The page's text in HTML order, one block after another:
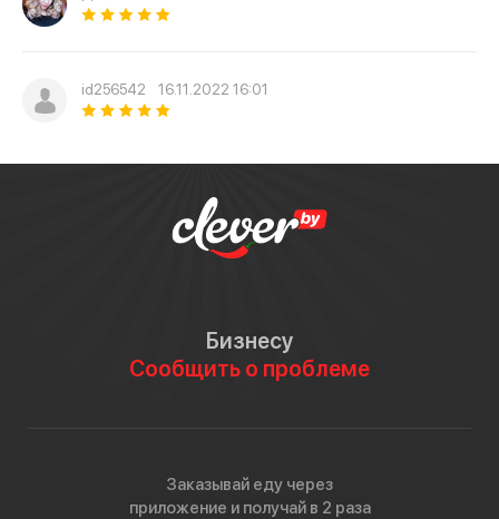
id256542 16.11.2022 16:01
Бизнесу
Сообщить о проблеме
Заказывай еду через
приложение и получай в 2 раза